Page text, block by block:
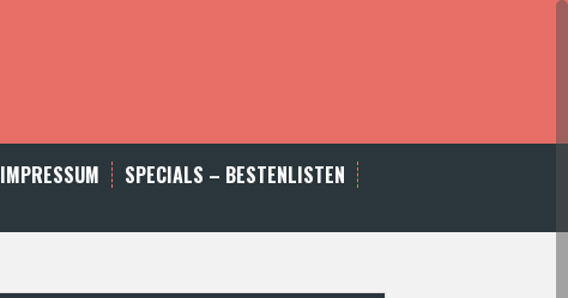
IMPRESSUM
SPECIALS – BESTENLISTEN